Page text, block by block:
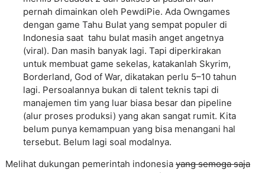
pernah dimainkan oleh PewdiPie. Ada Owngames
dengan game Tahu Bulat yang sempat populer di
Indonesia saat tahu bulat masih anget angetnya
(viral). Dan masih banyak lagi. Tapi diperkirakan
untuk membuat game sekelas, katakanlah Skyrim,
Borderland, God of War, dikatakan perlu 5–10 tahun
lagi. Persoalannya bukan di talent teknis tapi di
manajemen tim yang luar biasa besar dan pipeline
(alur proses produksi) yang akan sangat rumit. Kita
belum punya kemampuan yang bisa menangani hal
tersebut. Belum lagi soal modalnya.
Melihat dukungan pemerintah indonesia yang semoga saja